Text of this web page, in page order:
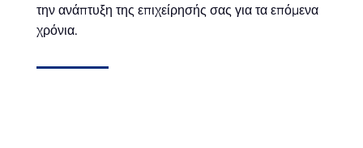
την ανάπτυξη της επιχείρησής σας για τα επόμενα
χρόνια.